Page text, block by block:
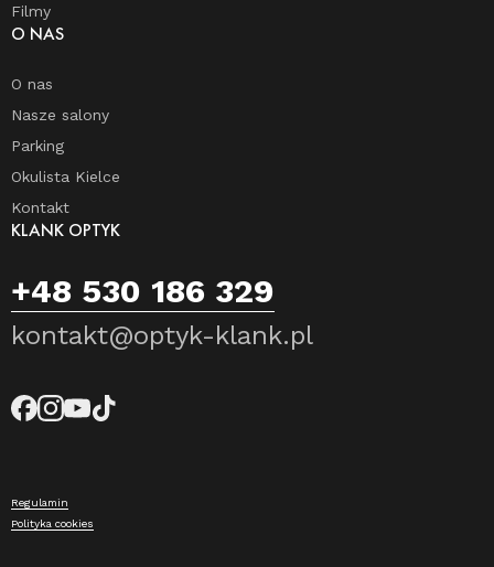
Filmy
O NAS
O nas
Nasze salony
Parking
Okulista Kielce
Kontakt
KLANK OPTYK
+48 530 186 329
kontakt@optyk-klank.pl
Regulamin
Polityka cookies